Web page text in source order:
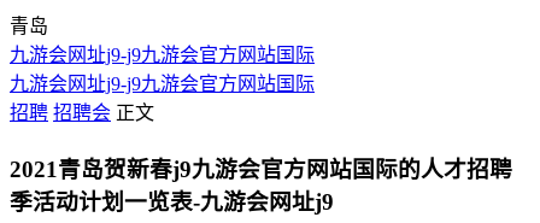
青岛
九游会网址j9-j9九游会官方网站国际
九游会网址j9-j9九游会官方网站国际
招聘 招聘会 正文
2021青岛贺新春j9九游会官方网站国际的人才招聘
季活动计划一览表-九游会网址j9